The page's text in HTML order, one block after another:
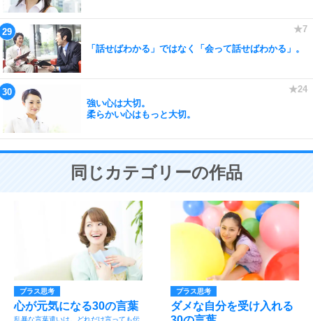
「話せばわかる」ではなく「会って話せばわかる」。
強い心は大切。
柔らかい心はもっと大切。
同じカテゴリーの作品
プラス思考
心が元気になる30の言葉
乱暴な言葉遣いは、どれだけ言っても伝
プラス思考
ダメな自分を受け入れる